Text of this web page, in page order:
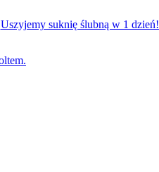
Uszyjemy suknię ślubną w 1 dzień!